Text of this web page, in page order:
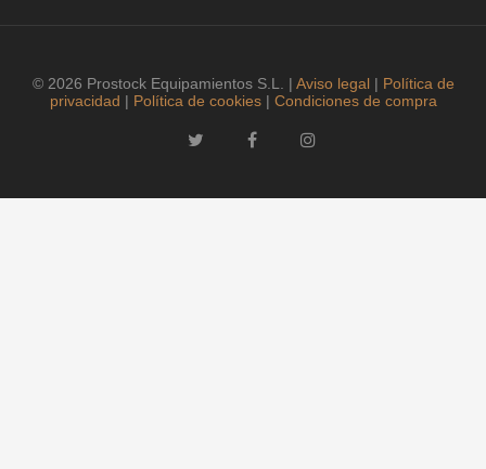
© 2026 Prostock Equipamientos S.L. | Aviso legal| Política de
privacidad | Política de cookies| Condiciones de compra